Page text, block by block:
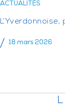
ACTUALITÉS
18 mars 2026